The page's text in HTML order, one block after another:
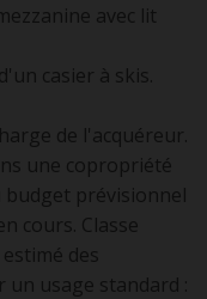
avec lit
casier à skis.
de l'acquéreur.
une copropriété
budget prévisionnel
cours. Classe
des
un usage standard :